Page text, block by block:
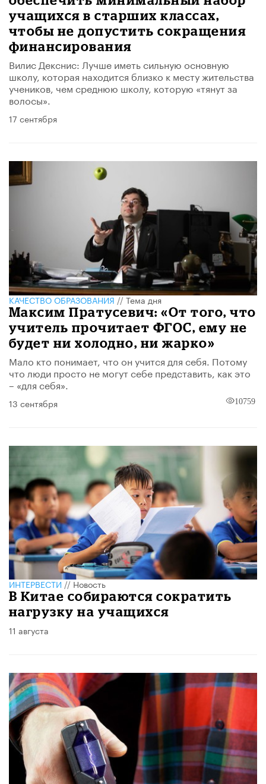
учащихся в старших классах,
чтобы не допустить сокращения
финансирования
Вилис Декснис: Лучше иметь сильную основную
школу, которая находится близко к месту жительства
учеников, чем среднюю школу, которую «тянут за
волосы».
17 сентября
КАЧЕСТВО ОБРАЗОВАНИЯ//Тема дня
Максим Пратусевич: «От того, что
учитель прочитает ФГОС, ему не
будет ни холодно, ни жарко»
Мало кто понимает, что он учится для себя. Потому
что люди просто не могут себе представить, как это
– «для себя».
13 сентября 10759
ИНТЕРВЕСТИ//Новость
В Китае собираются сократить
нагрузку на учащихся
11 августа